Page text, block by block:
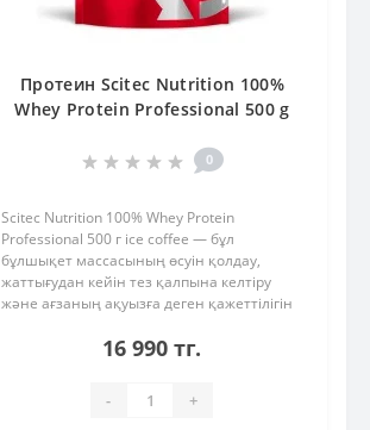
Протеин Scitec Nutrition 100%
Whey Protein Professional 500 g
0
Scitec Nutrition 100% Whey Protein
Professional 500 г ice coffee — бұл
бұлшықет массасының өсуін қолдау,
жаттығудан кейін тез қалпына келтіру
және ағзаның ақуызға деген қажеттілігін
сапалы сарысу ақуызы. Формул..
16 990 тг.
- +